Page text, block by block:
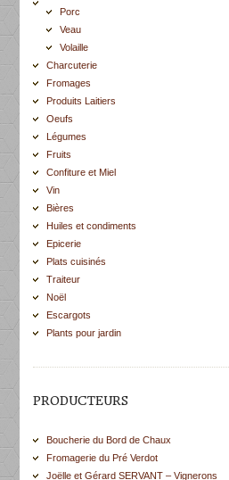
Porc
Veau
Volaille
Charcuterie
Fromages
Produits Laitiers
Oeufs
Légumes
Fruits
Confiture et Miel
Vin
Bières
Huiles et condiments
Epicerie
Plats cuisinés
Traiteur
Noël
Escargots
Plants pour jardin
PRODUCTEURS
Boucherie du Bord de Chaux
Fromagerie du Pré Verdot
Joëlle et Gérard SERVANT – Vignerons